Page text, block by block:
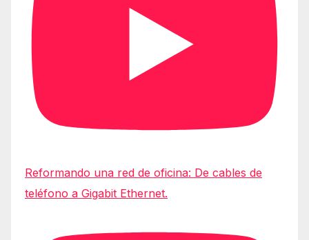
Reformando una red de oficina: De cables de
teléfono a Gigabit Ethernet.